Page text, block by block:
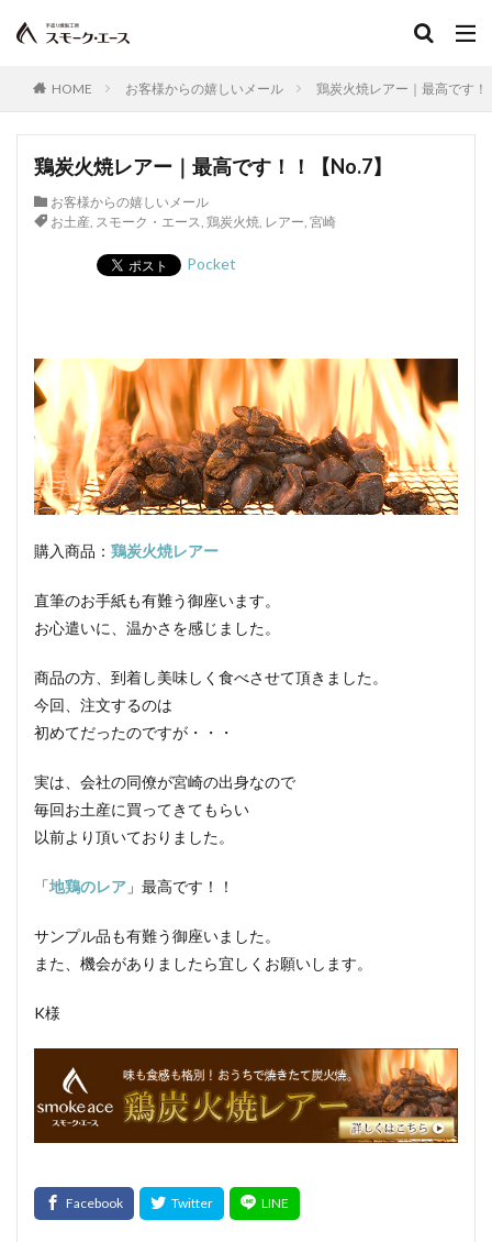
サウザンホットソーセージ
食肉加工品
食肉食鳥処理加工業
焼き加減
ボジョレー
ウォータリーポーク
カッター
サイレントカッター
グリーンリング
ジャージー
シュバルツベルダーブラスト
シュペックブルスト
ショートカットハム
ショートプレート
鶏炭火焼レア－
スモークソフトベーコン
ボジョレーセット
鶏ガーリックフランク
HOME お客様からの嬉しいメール 鶏炭火焼レアー｜最高です
鶏炭火焼レアー｜最高です！！【No.7】
お客様からの嬉しいメール
お土産, スモーク・エース, 鶏炭火焼, レアー, 宮崎
Pocket
購入商品： 鶏炭火焼レアー
直筆のお手紙も有難う御座います。
お心遣いに、温かさを感じました。
商品の方、到着し美味しく食べさせて頂きました。
今回、注文するのは
初めてだったのですが・・・
実は、会社の同僚が宮崎の出身なので
毎回お土産に買ってきてもらい
以前より頂いておりました。
「地鶏のレア 」最高です！！
サンプル品も有難う御座いました。
また、機会がありましたら宜しくお願いします。
K様